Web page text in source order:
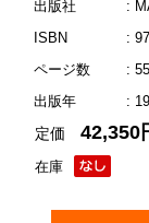
出版社
:
ISBN
:
ページ数
:
出版年
:
在庫
定価42,350